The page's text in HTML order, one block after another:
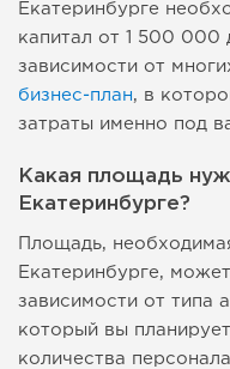
Екатеринбурге
капитал от 1 500
зависимости от
бизнес-план, в
затраты именно под
Какая площадь
Екатеринбурге?
Площадь,
Екатеринбурге,
зависимости от типа
который вы
количества